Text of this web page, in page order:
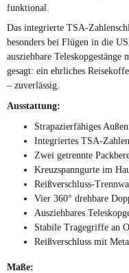
funktional.
Das integrierte TSA-
besonders bei Flügen in die
ausziehbare
gesagt: ein ehrliches
– zuverlässig.
Ausstattung:
Strapazierfähiges
Integriertes TSA-
Zwei getrennte
Kreuzspanngurte im
Reißverschluss-
Vier 360° drehbare
Ausziehbares
Stabile Tragegriffe an
Reißverschluss mit
Maße: